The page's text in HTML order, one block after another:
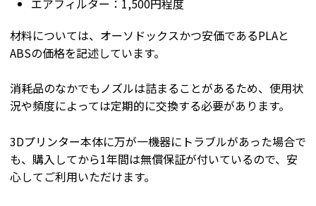
エアフィルター：1,500円程度
材料については、オーソドックスかつ安価であるPLAと
ABSの価格を記述しています。
消耗品のなかでもノズルは詰まることがあるため、使用状
況や頻度によっては定期的に交換する必要があります。
3Dプリンター本体に万が一機器にトラブルがあった場合で
も、購入してから1年間は無償保証が付いているので、安
心してご利用いただけます。